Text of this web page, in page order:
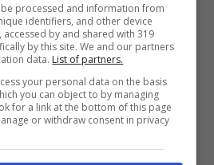
© Getty Images
gara ci saranno altri Big
Emma Marrone,Achille
processed and information from
identifiers, and other device
by and shared with 319
by this site. We and our partners
data. List of partners.
your personal data on the basis
you can object to by managing
for a link at the bottom of this page
or withdraw consent in privacy